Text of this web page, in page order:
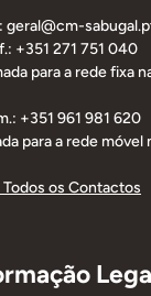
geral@cm-
+351 271 751 040
para a rede fixa
+351 961 981 620
para a rede móvel
Todos os Contactos